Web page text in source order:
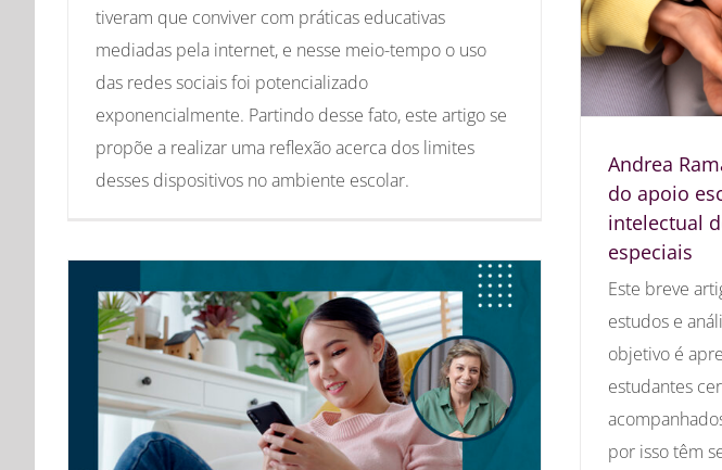
tiveram que conviver com práticas educativas
mediadas pela internet, e nesse meio-tempo o uso
das redes sociais foi potencializado
exponencialmente. Partindo desse fato, este artigo se
propõe a realizar uma reflexão acerca dos limites
desses dispositivos no ambiente escolar.
Andrea
do apoio
intelectual
especiais
Este breve
estudos e
objetivo é
estudantes
por isso têm